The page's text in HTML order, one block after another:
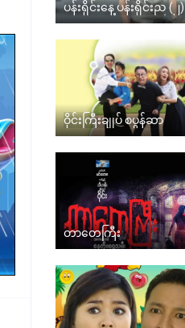
ပန်းရိုင်းနေ့ ပန်းရိုင်းည (၂)
ဝိုင်းကြီးချုပ် စပွန်ဆာ
တာတေကြီး